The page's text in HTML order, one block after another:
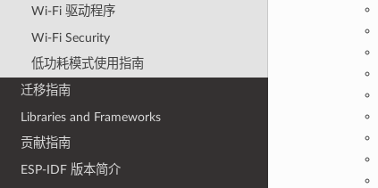
Wi-Fi 驱动程序
Wi-Fi Security
低功耗模式使用指南
迁移指南
Libraries and Frameworks
贡献指南
ESP-IDF 版本简介